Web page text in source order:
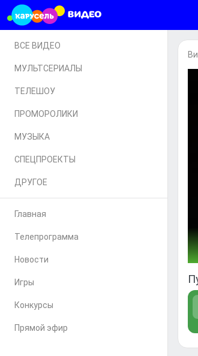
ВСЕ ВИДЕО
МУЛЬТСЕРИАЛЫ
ТЕЛЕШОУ
ПРОМОРОЛИКИ
МУЗЫКА
СПЕЦПРОЕКТЫ
ДРУГОЕ
Главная
Телепрограмма
Новости
Игры
Конкурсы
Прямой эфир